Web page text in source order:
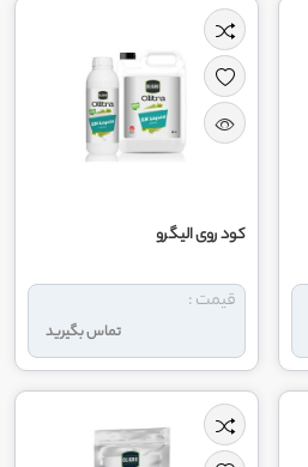
کود روی الیگرو
تماس بگیرید
قیمت :